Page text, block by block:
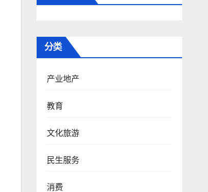
分类
产业地产
教育
文化旅游
民生服务
消费